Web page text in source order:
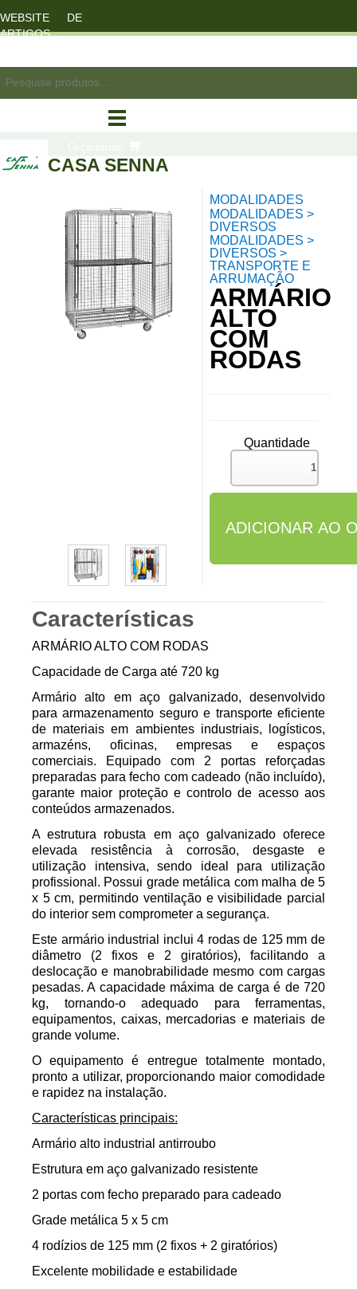
WEBSITE DE
ARTIGOS
CASA SENNA
MODALIDADES
MODALIDADES >
DIVERSOS
MODALIDADES >
DIVERSOS >
TRANSPORTE E
ARRUMAÇÃO
ARMÁRIO
ALTO
COM
RODAS
Quantidade
Características
ARMÁRIO ALTO COM RODAS
Capacidade de Carga até 720 kg
Armário alto em aço galvanizado, desenvolvido
para armazenamento seguro e transporte eficiente
de materiais em ambientes industriais, logísticos,
armazéns, oficinas, empresas e espaços
comerciais. Equipado com 2 portas reforçadas
preparadas para fecho com cadeado (não incluído),
garante maior proteção e controlo de acesso aos
conteúdos armazenados.
A estrutura robusta em aço galvanizado oferece
elevada resistência à corrosão, desgaste e
utilização intensiva, sendo ideal para utilização
profissional. Possui grade metálica com malha de 5
x 5 cm, permitindo ventilação e visibilidade parcial
do interior sem comprometer a segurança.
Este armário industrial inclui 4 rodas de 125 mm de
diâmetro (2 fixos e 2 giratórios), facilitando a
deslocação e manobrabilidade mesmo com cargas
pesadas. A capacidade máxima de carga é de 720
kg, tornando-o adequado para ferramentas,
equipamentos, caixas, mercadorias e materiais de
grande volume.
O equipamento é entregue totalmente montado,
pronto a utilizar, proporcionando maior comodidade
e rapidez na instalação.
Características principais:
Armário alto industrial antirroubo
Estrutura em aço galvanizado resistente
2 portas com fecho preparado para cadeado
Grade metálica 5 x 5 cm
4 rodízios de 125 mm (2 fixos + 2 giratórios)
Excelente mobilidade e estabilidade